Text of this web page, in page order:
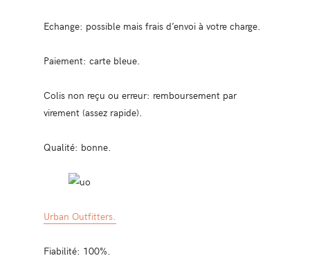
Echange: possible mais frais d’envoi à votre charge.
Paiement: carte bleue.
Colis non reçu ou erreur: remboursement par
virement (assez rapide).
Qualité: bonne.
Urban Outfitters.
Fiabilité: 100%.